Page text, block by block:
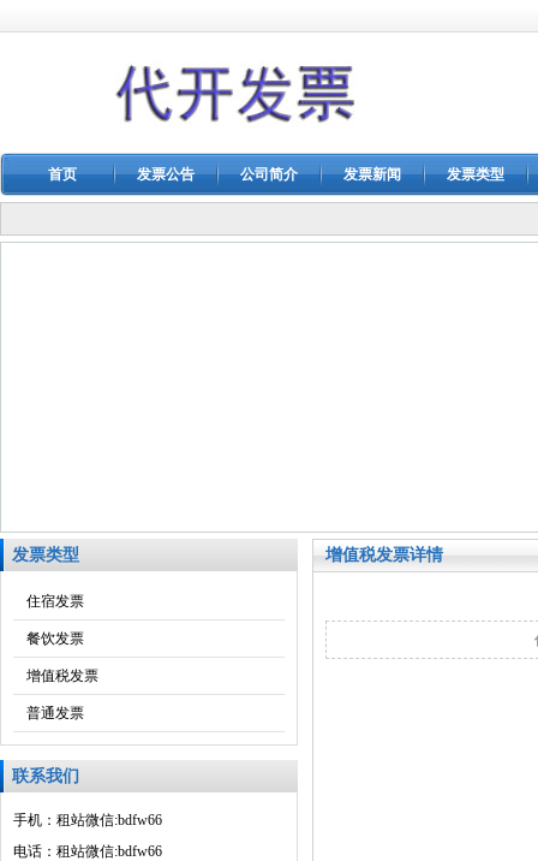
首页 发票公告 公司简介 发票新闻 发票类型
发票类型
住宿发票
餐饮发票
增值税发票
普通发票
联系我们
手机：租站微信:bdfw66
电话：租站微信:bdfw66
增值税发票详情